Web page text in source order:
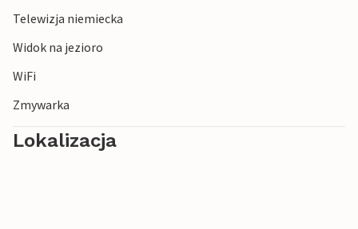
Telewizja niemiecka
Widok na jezioro
WiFi
Zmywarka
Lokalizacja